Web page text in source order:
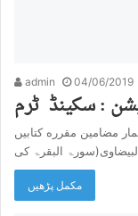
admin 04/06/2019
مضامین مقرره کتابیں
مکمل پڑھیں